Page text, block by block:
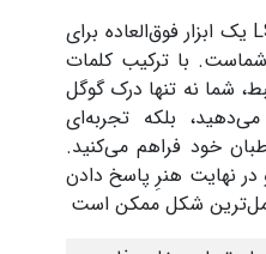
استفاده از کلمات کلیدی LSI یک ابزار فوق‌العاده برای
با ترکیب کلمات
شما نه تنها درک گوگل
بلکه تجربه‌ای
خود فراهم می‌کنید.
در نهایت هنرِ پاسخ دادن
کامل‌ترین شکل ممکن است